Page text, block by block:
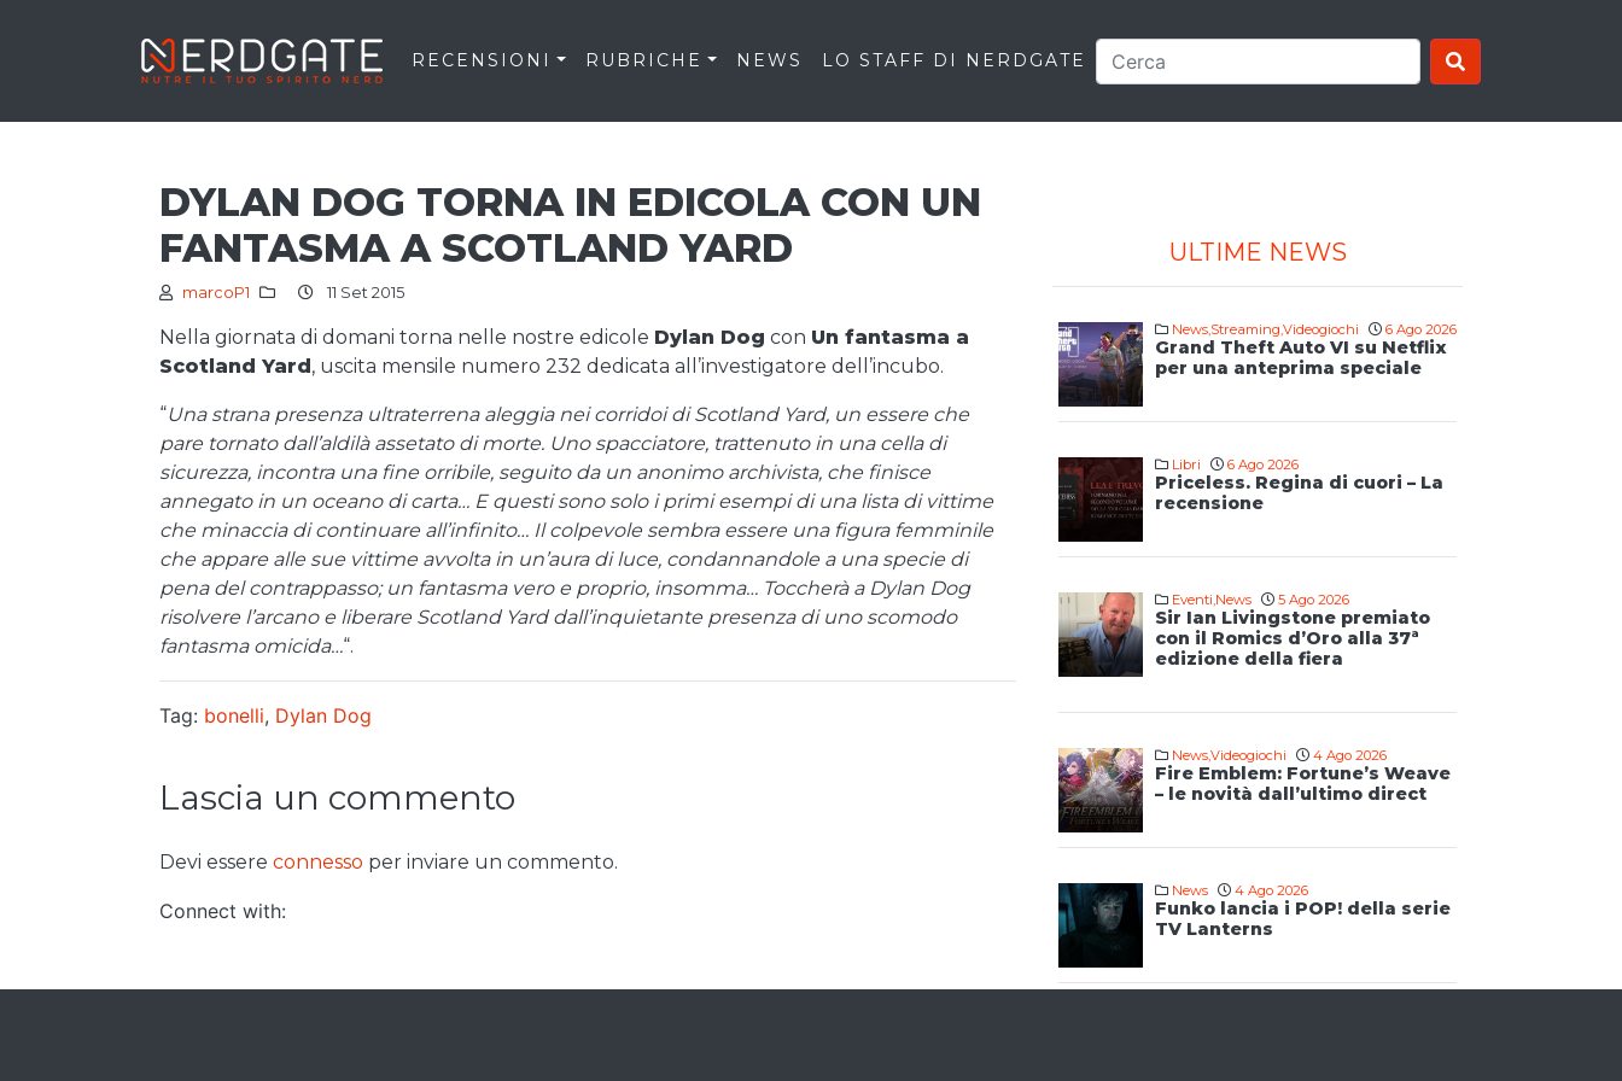
RECENSIONI RUBRICHE NEWS LO STAFF DI NERDGATE
DYLAN DOG TORNA IN EDICOLA CON UN
FANTASMA A SCOTLAND YARD
marcoP1 11 Set 2015
Nella giornata di domani torna nelle nostre edicole Dylan Dog con Un fantasma a
Scotland Yard, uscita mensile numero 232 dedicata all’investigatore dell’incubo.
“Una strana presenza ultraterrena aleggia nei corridoi di Scotland Yard, un essere che
pare tornato dall’aldilà assetato di morte. Uno spacciatore, trattenuto in una cella di
sicurezza, incontra una fine orribile, seguito da un anonimo archivista, che finisce
annegato in un oceano di carta… E questi sono solo i primi esempi di una lista di vittime
che minaccia di continuare all’infinito… Il colpevole sembra essere una figura femminile
che appare alle sue vittime avvolta in un’aura di luce, condannandole a una specie di
pena del contrappasso; un fantasma vero e proprio, insomma… Toccherà a Dylan Dog
risolvere l’arcano e liberare Scotland Yard dall’inquietante presenza di uno scomodo
fantasma omicida…“.
Tag: bonelli, Dylan Dog
Lascia un commento
Devi essere connesso per inviare un commento.
Connect with:
ULTIME NEWS
News,Streaming,Videogiochi 6 Ago 2026
Grand Theft Auto VI su Netflix
per una anteprima speciale
Libri 6 Ago 2026
Priceless. Regina di cuori – La
recensione
Eventi,News 5 Ago 2026
Sir Ian Livingstone premiato
con il Romics d’Oro alla 37ª
edizione della fiera
News,Videogiochi 4 Ago 2026
Fire Emblem: Fortune’s Weave
– le novità dall’ultimo direct
News 4 Ago 2026
Funko lancia i POP! della serie
TV Lanterns